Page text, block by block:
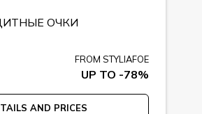
ОЧКИ
FROM STYLIAFOE
UP TO -78%
AND PRICES